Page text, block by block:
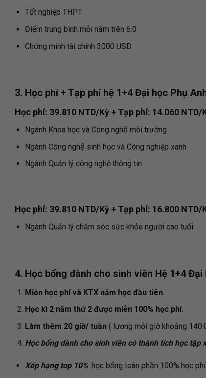
Tốt nghiệp THPT
Điểm trung bình mỗi năm trên 6.0
Chứng minh tài chính 3000 USD
3. Học phí + Tạp phí hệ 1+4 Đại học Phụ
Học phí: 39.810 NTD/Kỳ + Tạp phí: 14.060 NTD/
Ngành Khoa học và Công nghệ môi trường
Ngành Công nghệ sinh học và Công nghiệp xanh
Ngành Quản lý công nghệ thông tin
Học phí: 39.810 NTD/Kỳ + Tạp phí: 16.800 NTD/
Ngành Quản lý chăm sóc sức khỏe người cao tuổi
4. Học bổng dành cho sinh viên Hệ 1+4 Đại
Miễn học phí và KTX năm học đầu tiên.
Học kì 2 năm thứ 2 được miễn 100% học phí.
Làm thêm 20 giờ/ tuần( lương mỗi giờ khoảng
Học bổng dành cho sinh viên có thành tích học tập
Xếp hạng top 10%: học bổng toàn phần 100% học